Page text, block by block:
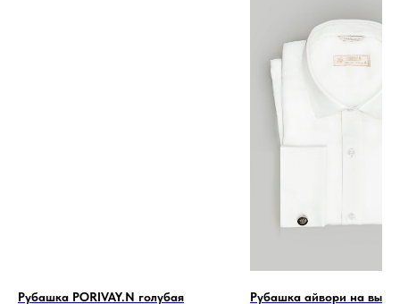
Рубашка PORIVAY.N голубая Рубашка айвори на